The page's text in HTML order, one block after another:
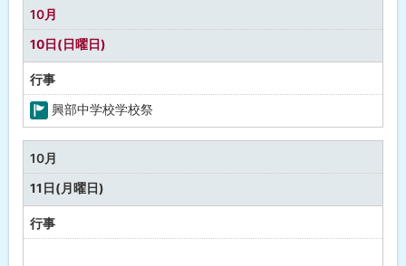
な
し
10月
10日(日曜日)
行事
町
の
行
事
興部中学校学校祭
10月
11日(月曜日)
行事